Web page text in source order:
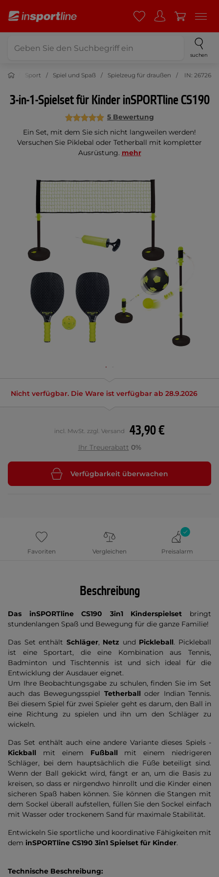
suchen
Sport Spiel und Spaß Spielzeug für draußen IN: 26726
3-in-1-Spielset für Kinder inSPORTline CS190
5 Bewertung
Ein Set, mit dem Sie sich nicht langweilen werden!
Versuchen Sie Piklebal oder Tetherball mit kompletter
Ausrüstung. mehr
Nicht verfügbar. Die Ware ist verfügbar ab 28.9.2026
43,90 €
incl. MwSt. zzgl. Versand
Ihr Treuerabatt 0%
Verfügbarkeit überwachen
Favoriten Vergleichen Preisalarm
Beschreibung
Das inSPORTline CS190 3in1 Kinderspielset bringt
stundenlangen Spaß und Bewegung für die ganze Familie!
Das Set enthält Schläger, Netz und Pickleball. Pickleball
ist eine Sportart, die eine Kombination aus Tennis,
Badminton und Tischtennis ist und sich ideal für die
Entwicklung der Ausdauer eignet.
Um Ihre Beobachtungsgabe zu schulen, finden Sie im Set
auch das Bewegungsspiel Tetherball oder Indian Tennis.
Bei diesem Spiel für zwei Spieler geht es darum, den Ball in
eine Richtung zu spielen und ihn um den Schläger zu
wickeln.
Das Set enthält auch eine andere Variante dieses Spiels -
Kickball mit einem Fußballmit einem niedrigeren
Schläger, bei dem hauptsächlich die Füße beteiligt sind.
Wenn der Ball gekickt wird, fängt er an, um die Basis zu
kreisen, so dass er nirgendwo hinrollt und die Kinder einen
sicheren Spaß haben können. Sie können die Stangen mit
dem Sockel überall aufstellen, füllen Sie den Sockel einfach
mit Wasser oder trockenem Sand für maximale Stabilität.
Entwickeln Sie sportliche und koordinative Fähigkeiten mit
dem inSPORTline CS190 3in1 Spielset für Kinder.
Technische Beschreibung: